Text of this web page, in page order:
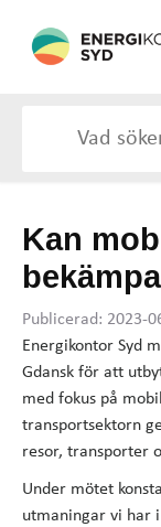
Kan
Publicerad: 2023-
Energikontor Syd
Gdansk för att
med fokus på
transportsektorn
resor, transporter
Under mötet
utmaningar vi har